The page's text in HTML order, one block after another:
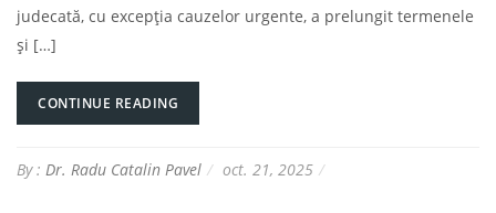
judecată, cu excepția cauzelor urgente, a prelungit termenele
și […]
CONTINUE READING
By : Dr. Radu Catalin Pavel oct. 21, 2025